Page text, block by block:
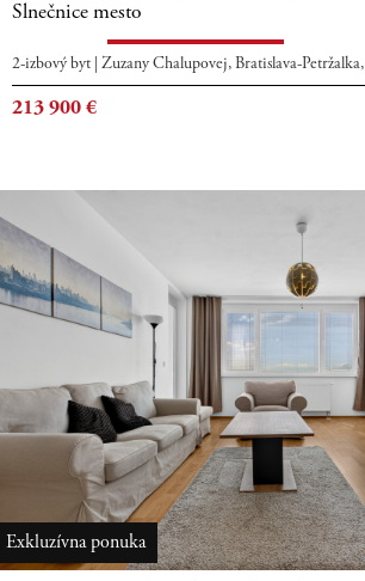
Slnečnice mesto
2-izbový byt Zuzany Chalupovej, Bratislava-Petržalka,
213 900 €
Exkluzívna ponuka